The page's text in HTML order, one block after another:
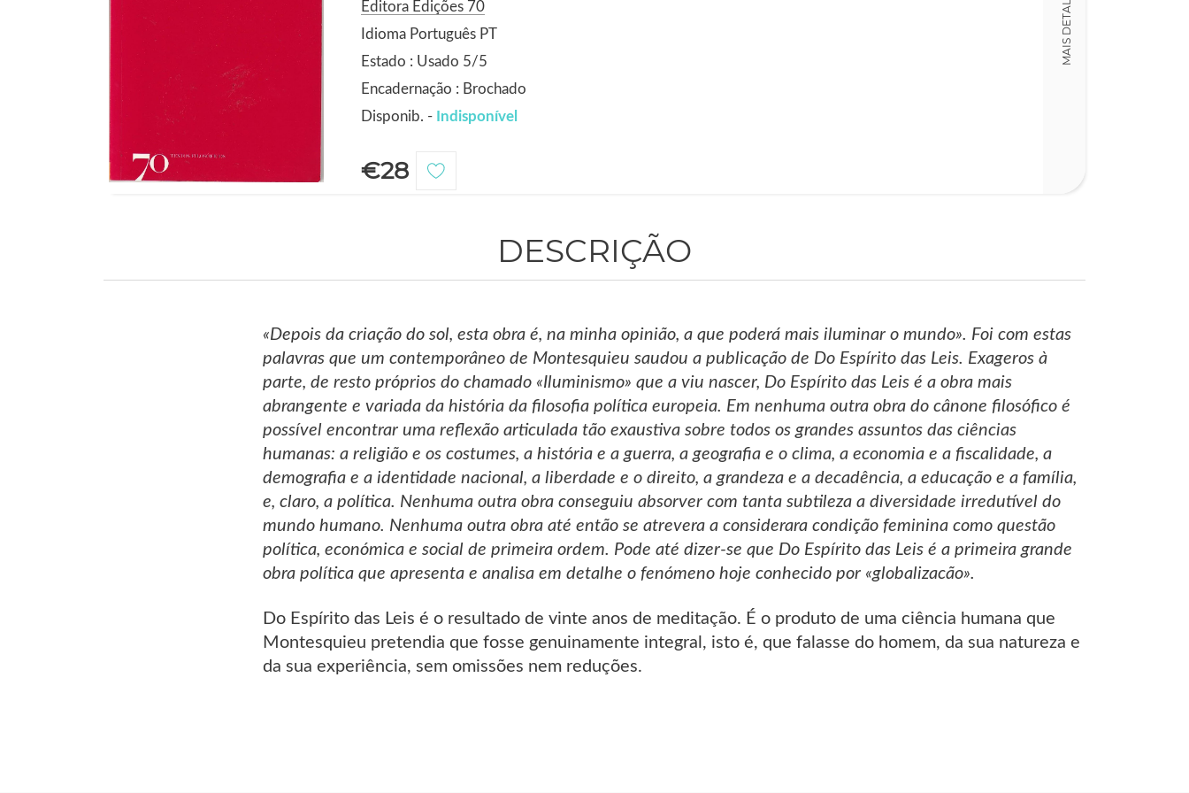
Editora Edições 70
Idioma Português PT
Estado : Usado 5/5
Encadernação : Brochado
Disponib. - Indisponível
€28
MAIS DETALHES
DESCRIÇÃO
«Depois da criação do sol, esta obra é, na minha opinião, a que poderá mais iluminar o mundo». Foi com estas
palavras que um contemporâneo de Montesquieu saudou a publicação de Do Espírito das Leis. Exageros à
parte, de resto próprios do chamado «Iluminismo» que a viu nascer, Do Espírito das Leis é a obra mais
abrangente e variada da história da filosofia política europeia. Em nenhuma outra obra do cânone filosófico é
possível encontrar uma reflexão articulada tão exaustiva sobre todos os grandes assuntos das ciências
humanas: a religião e os costumes, a história e a guerra, a geografia e o clima, a economia e a fiscalidade, a
demografia e a identidade nacional, a liberdade e o direito, a grandeza e a decadência, a educação e a família,
e, claro, a política. Nenhuma outra obra conseguiu absorver com tanta subtileza a diversidade irredutível do
mundo humano. Nenhuma outra obra até então se atrevera a considerara condição feminina como questão
política, económica e social de primeira ordem. Pode até dizer-se que Do Espírito das Leis é a primeira grande
obra política que apresenta e analisa em detalhe o fenómeno hoje conhecido por «globalizacão».
Do Espírito das Leis é o resultado de vinte anos de meditação. É o produto de uma ciência humana que
Montesquieu pretendia que fosse genuinamente integral, isto é, que falasse do homem, da sua natureza e
da sua experiência, sem omissões nem reduções.